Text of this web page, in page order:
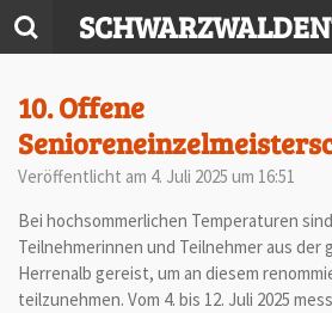
Zum
Hauptinhalt
10. Offene
Veröffentlicht am 4. Juli 2025 um 16:51
Bei hochsommerlichen Temperaturen
Teilnehmerinnen und Teilnehmer aus der
Herrenalb gereist, um an diesem
teilzunehmen. Vom 4. bis 12. Juli 2025